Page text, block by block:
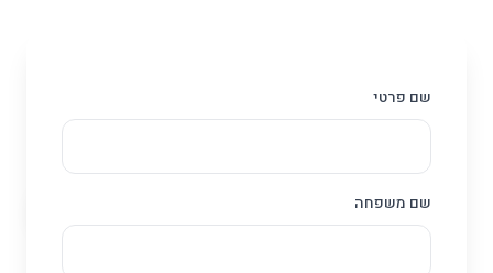
שם פרטי
שם משפחה